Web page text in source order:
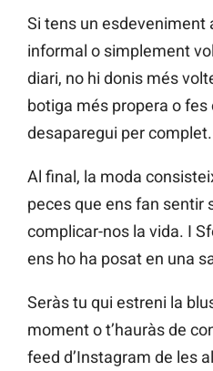
Si tens un esdeveniment
informal o simplement
diari, no hi donis més
botiga més propera o fes
desaparegui per complet.
Al final, la moda
peces que ens fan sentir
complicar-nos la vida. I
ens ho ha posat en una
Seràs tu qui estreni la
moment o t’hauràs de
feed d’Instagram de les